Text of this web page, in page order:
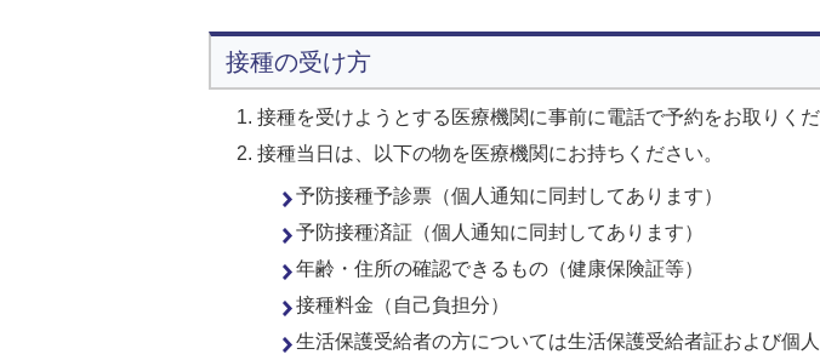
接種の受け方
接種を受けようとする医療機関に事前に電話で予約をお取りくだ
接種当日は、以下の物を医療機関にお持ちください。
予防接種予診票（個人通知に同封してあります）
予防接種済証（個人通知に同封してあります）
年齢・住所の確認できるもの（健康保険証等）
接種料金（自己負担分）
生活保護受給者の方については生活保護受給者証および個